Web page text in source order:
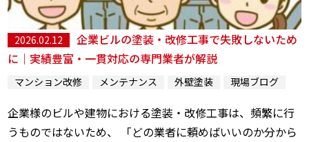
2026.02.12
企業ビルの塗装・改修工事で失敗しないため
に｜実績豊富・一貫対応の専門業者が解説
マンション改修 メンテナンス 外壁塗装 現場ブログ
企業様のビルや建物における塗装・改修工事は、頻繁に行
うものではないため、 「どの業者に頼めばいいのか分から